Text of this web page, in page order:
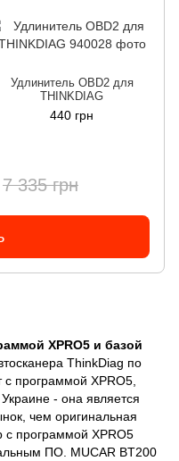
Удлинитель OBD2 для
THINKDIAG
440 грн
7 335 грн
XPRO5 и базой
ThinkDiag по
программой XPRO5,
- она является
чем оригинальная
с программой XPRO5
ПО. MUCAR BT200